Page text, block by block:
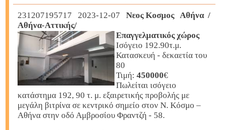
231207195717 2023-12-07
Νεος Κοσμος Αθήνα /
Αθήνα-Αττικής/
Επαγγελματικός χώρος
Ισόγειο 192.90τ.μ.
Κατασκευή - δεκαετία του
80
Τιμή: 450000€
Πωλείται ισόγειο
κατάστημα 192, 90 τ. μ. εξαιρετικής προβολής με
μεγάλη βιτρίνα σε κεντρικό σημείο στον Ν. Κόσμο –
Αθήνα στην οδό Αμβροσίου Φραντζή - 58.